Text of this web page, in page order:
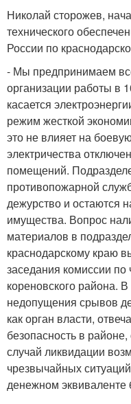
Николай сторожев,
технического
России по
- Мы предпринимаем
организации работы в
касается
режим жесткой
это не влияет на
электричества
помещений.
противопожарной
дежурство и остаются
имущества. Вопрос
материалов в
краснодарскому краю
заседания комиссии
кореновского района.
недопущения срывов
как орган власти,
безопасность в
случай ликвидации
чрезвычайных
денежном эквиваленте